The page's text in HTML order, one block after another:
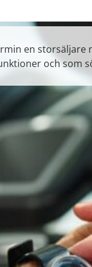
en
och som